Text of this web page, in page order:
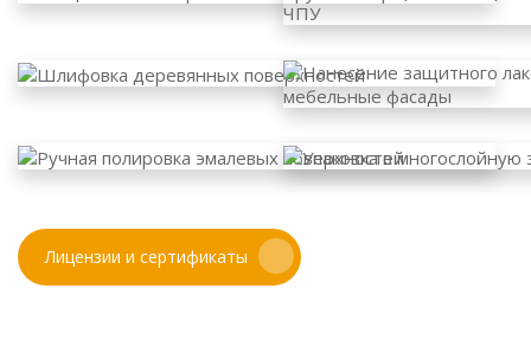
Лицензии и сертификаты